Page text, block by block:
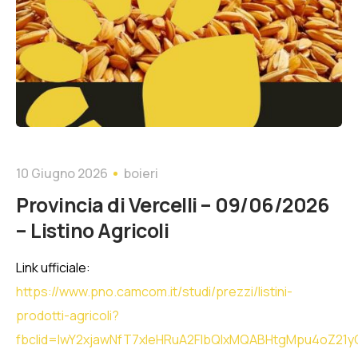
10 Giugno 2026 boieri
Provincia di Vercelli – 09/06/2026
– Listino Agricoli
Link ufficiale:
https://www.pno.camcom.it/studi/prezzi/listini-
prodotti-agricoli?